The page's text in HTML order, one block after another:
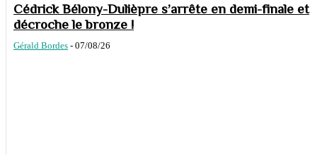
Cédrick Bélony-Dulièpre s’arrête en demi-finale et
décroche le bronze !
Gérald Bordes - 07/08/26